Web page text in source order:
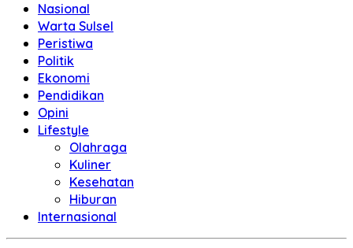
Nasional
Warta Sulsel
Peristiwa
Politik
Ekonomi
Pendidikan
Opini
Lifestyle
Olahraga
Kuliner
Kesehatan
Hiburan
Internasional